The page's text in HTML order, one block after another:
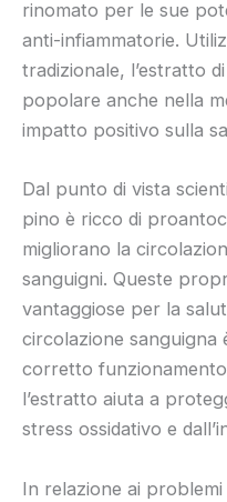
rinomato per le sue
anti-infiammatorie.
tradizionale, l’estratto
popolare anche nella
impatto positivo sulla
Dal punto di vista
pino è ricco di
migliorano la
sanguigni. Queste
vantaggiose per la
circolazione sanguigna
corretto
l’estratto aiuta a
stress ossidativo e
In relazione ai